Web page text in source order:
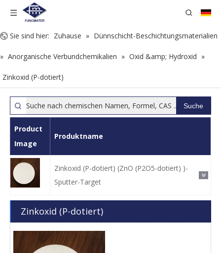
Sie sind hier: Zuhause » Dünnschicht-Beschichtungsmaterialien
» Anorganische Verbundchemikalien » Oxid &amp; Hydroxid »
Zinkoxid (P-dotiert)
Suche
Product
Image
Produktname
Zinkoxid (P-dotiert) (ZnO (P2O5-dotiert) )-
Sputter-Target
Zinkoxid (P-dotiert)